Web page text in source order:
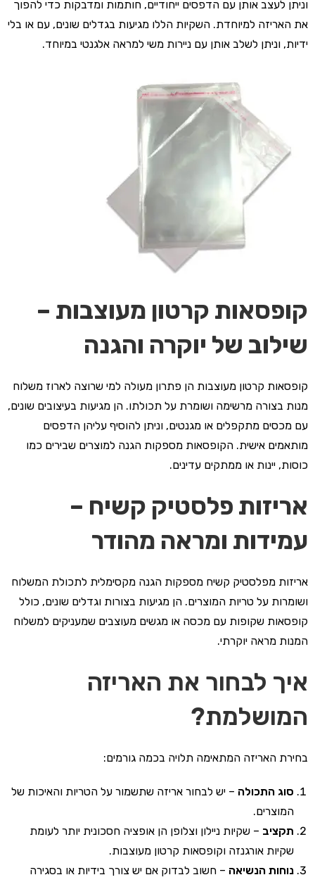
וניתן לעצב אותן עם הדפסים ייחודיים, חותמות ומדבקות כדי להפוך
את האריזה למיוחדת. השקיות הללו מגיעות בגדלים שונים, עם או בלי
ידיות, וניתן לשלב אותן עם ניירות משי למראה אלגנטי במיוחד.
קופסאות קרטון מעוצבות –
שילוב של יוקרה והגנה
קופסאות קרטון מעוצבות הן פתרון מעולה למי שרוצה לארוז משלוח
מנות בצורה מרשימה ושומרת על תכולתו. הן מגיעות בעיצובים שונים,
עם מכסים מתקפלים או מגנטים, וניתן להוסיף עליהן הדפסים
מותאמים אישית. הקופסאות מספקות הגנה למוצרים שבירים כמו
כוסות, יינות או ממתקים עדינים.
אריזות פלסטיק קשיח –
עמידות ומראה מהודר
אריזות מפלסטיק קשיח מספקות הגנה מקסימלית לתכולת המשלוח
ושומרות על טריות המוצרים. הן מגיעות בצורות וגדלים שונים, כולל
קופסאות שקופות עם מכסה או מגשים מעוצבים שמעניקים למשלוח
המנות מראה יוקרתי.
איך לבחור את האריזה
המושלמת?
בחירת האריזה המתאימה תלויה בכמה גורמים:
סוג התכולה – יש לבחור אריזה שתשמור על הטריות והאיכות של
המוצרים.
תקציב – שקיות ניילון וצלופן הן אופציה חסכונית יותר לעומת
שקיות אורגנזה וקופסאות קרטון מעוצבות.
נוחות הנשיאה – חשוב לבדוק אם יש צורך בידיות או בסגירה